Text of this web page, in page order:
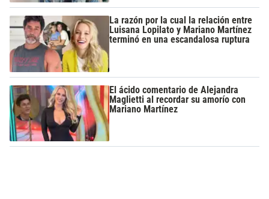
La razón por la cual la relación entre
Luisana Lopilato y Mariano Martínez
terminó en una escandalosa ruptura
El ácido comentario de Alejandra
Maglietti al recordar su amorío con
Mariano Martínez